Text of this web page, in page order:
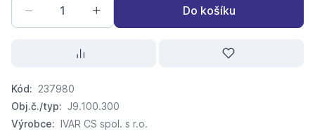
Do košíku
Kód: 237980
Obj.č./typ: J9.100.300
Výrobce: IVAR CS spol. s r.o.